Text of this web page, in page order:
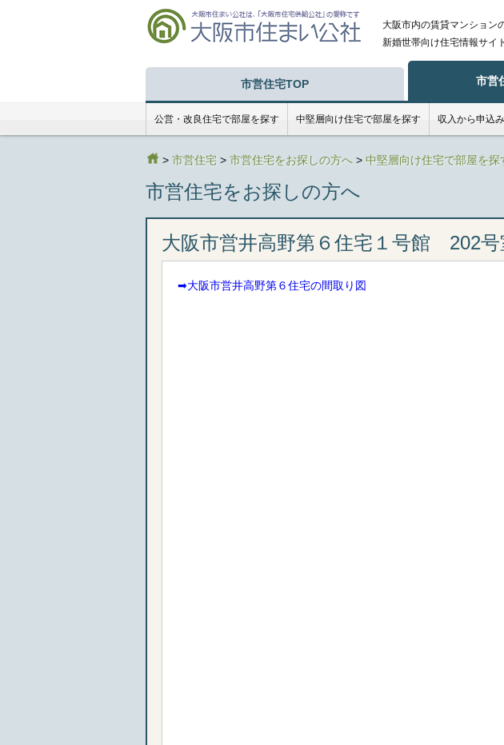
大阪市内の賃貸マンション
新婚世帯向け住宅情報サイ
市営住宅TOP 市営
公営・改良住宅で部屋を探す 中堅層向け住宅で部屋を探す 収入から申込
> 市営住宅 > 市営住宅をお探しの方へ > 中堅層向け住宅で部屋を探
市営住宅をお探しの方へ
大阪市営井高野第６住宅１号館 202
➡︎大阪市営井高野第６住宅の間取り図